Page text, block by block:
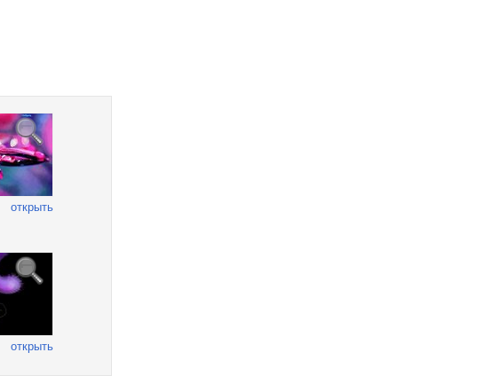
открыть
открыть